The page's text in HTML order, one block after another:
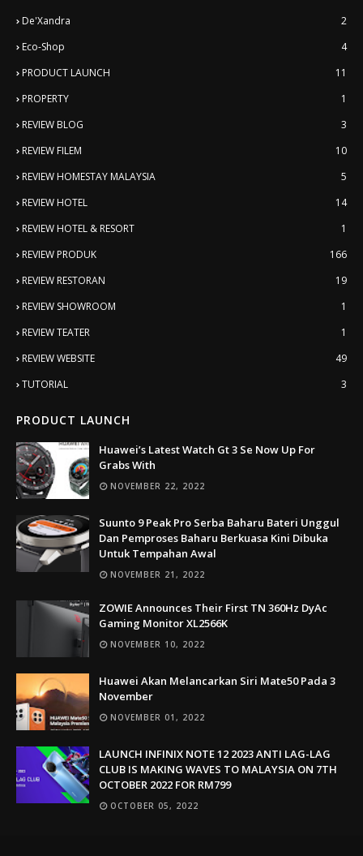
De'Xandra
2
Eco-Shop
4
PRODUCT LAUNCH
11
PROPERTY
1
REVIEW BLOG
3
REVIEW FILEM
10
REVIEW HOMESTAY MALAYSIA
5
REVIEW HOTEL
14
REVIEW HOTEL & RESORT
1
REVIEW PRODUK
166
REVIEW RESTORAN
19
REVIEW SHOWROOM
1
REVIEW TEATER
1
REVIEW WEBSITE
49
TUTORIAL
3
PRODUCT LAUNCH
Huawei’s Latest Watch Gt 3 Se Now Up For
Grabs With
NOVEMBER 22, 2022
Suunto 9 Peak Pro Serba Baharu Bateri Unggul
Dan Pemproses Baharu Berkuasa Kini Dibuka
Untuk Tempahan Awal
NOVEMBER 21, 2022
ZOWIE Announces Their First TN 360Hz DyAc
Gaming Monitor XL2566K
NOVEMBER 10, 2022
Huawei Akan Melancarkan Siri Mate50 Pada 3
November
NOVEMBER 01, 2022
LAUNCH INFINIX NOTE 12 2023 ANTI LAG-LAG
CLUB IS MAKING WAVES TO MALAYSIA ON 7TH
OCTOBER 2022 FOR RM799
OCTOBER 05, 2022